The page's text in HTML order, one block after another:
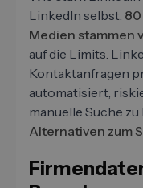
LinkedIn selbst. 80
Medien stammen
auf die Limits.
Kontaktanfragen
automatisiert,
manuelle Suche
Alternativen zum